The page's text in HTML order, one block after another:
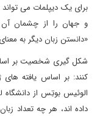
برای یک دیپلمات می
و جهان را از چشمان آن
«دانستن زبان دیگر به
شکل گیری شخصیت بر اساس
کنند: بر اساس یافته های
داده اند، هر چه تعداد